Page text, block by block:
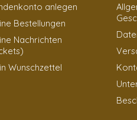
anlegen
Bestellungen
Nachrichten
Wunschzettel